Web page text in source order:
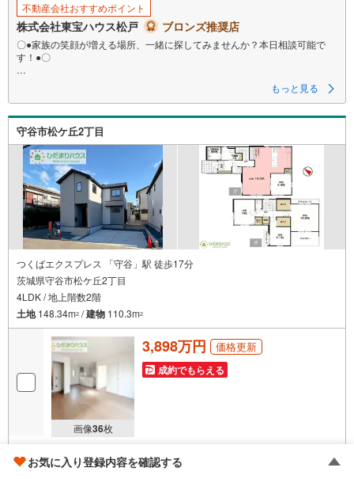
不動産会社おすすめポイント
株式会社東宝ハウス松戸 ブロンズ推奨店
〇●家族の笑顔が増える場所、一緒に探してみませんか？本日相談可能で
す！●〇
初めての「お住まい探し」は東宝ハウス松戸へお任せ下さい！現地ご案内
いつでもご相談可能です。頼られること、心底やりがいを感じておりま
す。お近くへ無料送迎も可能です♪
■ご予約いただくとご見学がスムーズです！
【営業時間9:00～21:00】
ご見学希望のお客様:右上の「室内・現地を見学する」をクリックして下さ
い。
資料請求希望のお客様:右上の「資料をもらう」をクリックして下さい。
【東宝ハウス松戸のポイント】
（1）不動産のご提案から資金計画・ライフシミュレーションのご相談
・無理のないライフプラン、提携による低金利住宅ローンのご提案、購入
前に知る「購入後の家族の生活」を「未来カレンダー」で見える化しま
す。
（2）ご購入後から始まる「専属FPによるファイナンシャルライフサポー
ト」
・漠然としたキャッシュフローのグラフ化、効果的な生命保険の見直し、
繰り上げ返済の効果的なタイミングなどご提案させて頂きます。
もっと見る
守谷市松ケ丘2丁目
つくばエクスプレス 「守谷」駅 徒歩17分
茨城県守谷市松ケ丘2丁目
4LDK / 地上階数2階
土地148.34m2 /建物 110.3m2
画像36枚
3,898万円 価格更新
成約でもらえる
おすすめポイント
【即日内覧・見学予約可能です♪守谷駅徒歩17分×角地で日
お気に入り登録内容を確認する